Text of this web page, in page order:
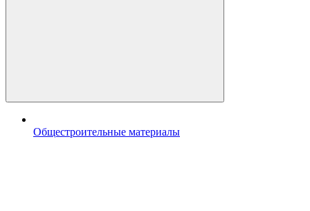
Общестроительные материалы